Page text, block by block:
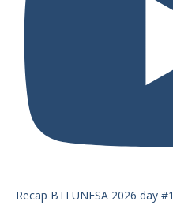
Recap BTI UNESA 2026 day #1